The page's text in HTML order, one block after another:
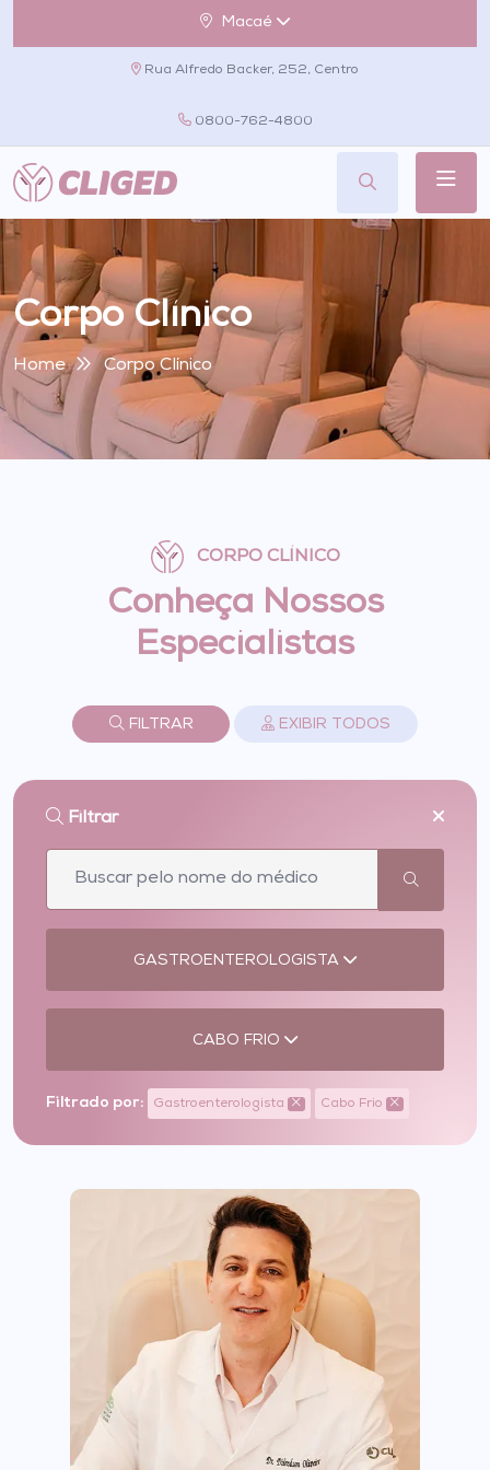
Macaé
Rua Alfredo Backer, 252, Centro
0800-762-4800
Corpo Clínico
Home Corpo Clínico
CORPO CLÍNICO
Conheça Nossos
Especialistas
FILTRAR EXIBIR TODOS
Filtrar
GASTROENTEROLOGISTA
CABO FRIO
Filtrado por: Gastroenterologista Cabo Frio